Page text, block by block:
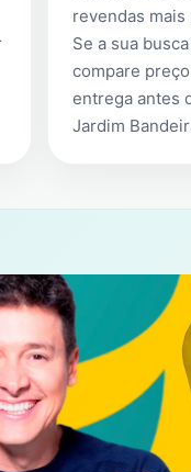
revendas
Se a sua
compare
entrega antes
Jardim